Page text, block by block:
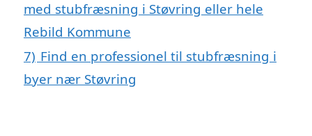
med stubfræsning i Støvring eller hele
Rebild Kommune
7) Find en professionel til stubfræsning i
byer nær Støvring